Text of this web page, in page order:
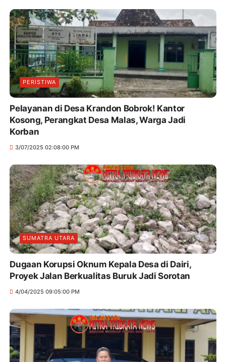
PERISTIWA
Pelayanan di Desa Krandon Bobrok! Kantor
Kosong, Perangkat Desa Malas, Warga Jadi
Korban
3/07/2025 02:08:00 PM
SUMATRA UTARA
Dugaan Korupsi Oknum Kepala Desa di Dairi,
Proyek Jalan Berkualitas Buruk Jadi Sorotan
4/04/2025 09:05:00 PM